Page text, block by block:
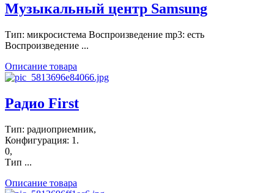
Музыкальный центр Samsung
Тип: микросистема Воспроизведение mp3: есть
Воспроизведение ...
Описание товара
Радио First
Тип: радиоприемник,
Конфигурация: 1.
0,
Тип ...
Описание товара